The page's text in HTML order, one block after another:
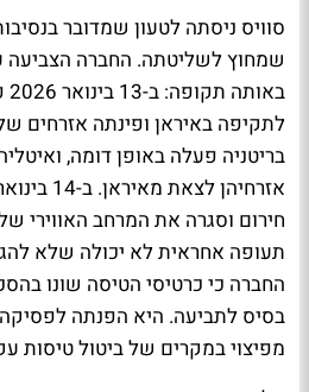
סוויס ניסתה לטעון שמדובר
שמחוץ לשליטתה. החברה הצביעה
לתקיפה באיראן ופינתה אזרחים
בריטניה פעלה באופן דומה,
אזרחיהן
חירום וסגרה את המרחב האווירי
תעופה אחראית לא יכולה שלא
החברה כי כרטיסי הטיסה שונו
בסיס לתביעה. היא הפנתה
מפיצוי במקרים של ביטול טיסות